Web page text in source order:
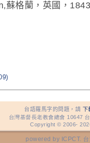
蘇格蘭，英國，
台語羅馬字的問題，請 下
台灣基督長老教會總會 10647
Copyright © 2006-
powered by ICPCT.